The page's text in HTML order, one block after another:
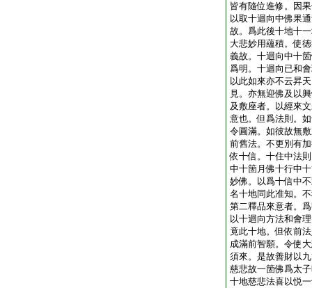
皆有隨位進修。因
以取十迴向中佛果
故。爲此後十地十
大悲妙用蘊積。使
義故。十迴向中十
爲明。十迴向已和
以此如來亦不云昇
見。亦無迎佛及以
及敷座者。以經來
意也。但爲法則。
令圓滿。如彼故無
前舊法。不更別有
依十信。十住中法
中十箇月佛十行中
妙佛。以爲十信中
名十地同此准知。
第二釋品來意者。
以十迴向方法和會
竟此十地。但依前
成滿前智願。令使
須來。是故善財以
慈悲故一箇佛爲太
十地慈悲法喜以悦